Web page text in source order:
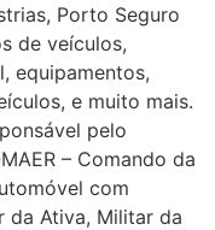
Porto Seguro
de veículos,
equipamentos,
e muito mais.
pelo
– Comando da
com
Ativa, Militar da